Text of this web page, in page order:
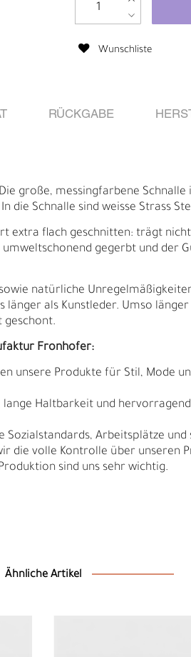
Wunschliste
RÜCKGABE
große, messingfarbene
die Schnalle sind weisse Strass
extra flach geschnitten: trägt
gegerbt und der
natürliche
als Kunstleder. Umso
geschont.
Fronhofer:
unsere Produkte für Stil, Mode
Haltbarkeit und
Sozialstandards, Arbeitsplätze
die volle Kontrolle über unseren
sind uns sehr wichtig.
Ähnliche Artikel